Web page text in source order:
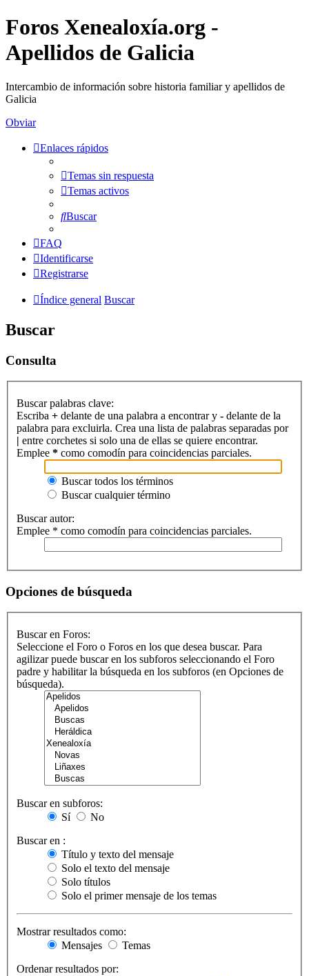
Foros Xenealoxía.org -
Apellidos de Galicia
Intercambio de información sobre historia familiar y apellidos de
Galicia
Obviar
Enlaces rápidos
Temas sin respuesta
Temas activos
Buscar
FAQ
Identificarse
Registrarse
Índice general Buscar
Buscar
Consulta
Buscar palabras clave:
Escriba + delante de una palabra a encontrar y - delante de la
palabra para excluirla. Crea una lista de palabras separadas por
| entre corchetes si solo una de ellas se quiere encontrar.
Emplee * como comodín para coincidencias parciales.
Buscar todos los términos
Buscar cualquier término
Buscar autor:
Emplee * como comodín para coincidencias parciales.
Opciones de búsqueda
Buscar en Foros:
Seleccione el Foro o Foros en los que desea buscar. Para
agilizar puede buscar en los subforos seleccionando el Foro
padre y habilitar la búsqueda en los subforos (en Opciones de
búsqueda).
Buscar en subforos:
Sí
No
Buscar en :
Título y texto del mensaje
Solo el texto del mensaje
Solo títulos
Solo el primer mensaje de los temas
Mostrar resultados como:
Mensajes
Temas
Ordenar resultados por: